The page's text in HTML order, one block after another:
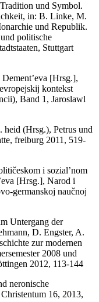
und Symbol.
in: B. Linke, M.
und Republik.
politische
Stuttgart
[Hrsg.],
kontekst
Band 1, Jaroslawl
(Hrsg.), Petrus und
freiburg 2011, 519-
i sozial’nom
[Hrsg.], Narod i
germanskoj naučnoj
Untergang der
D. Engster, A.
zur modernen
2008 und
2012, 113-144
neronische
16, 2013,